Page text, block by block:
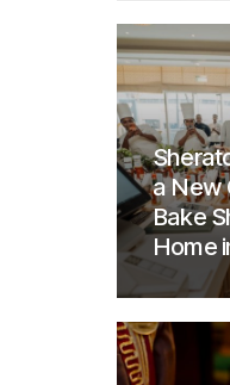
a New
Bake
Home